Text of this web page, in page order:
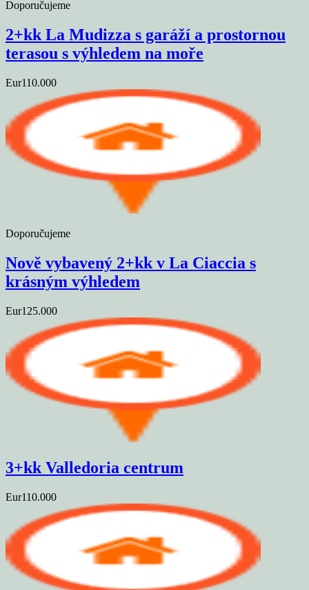
Doporučujeme
2+kk La Mudizza s garáží a prostornou
terasou s výhledem na moře
Eur110.000
Doporučujeme
Nově vybavený 2+kk v La Ciaccia s
krásným výhledem
Eur125.000
3+kk Valledoria centrum
Eur110.000